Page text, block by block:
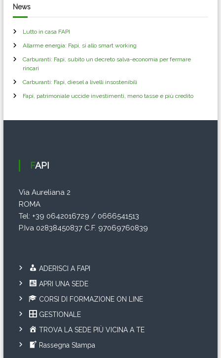
n
e
a
r
o
News
Lutto in casa FAPI
Allarme energia: Fapi, si allo smart working
Carburanti: Fapi, subito un decreto salva-economia per fermare
rincari
Carburanti: Fapi, diesel a livelli insostenibili
Fapi, patrimoniale uccide investimenti, meno tasse e più credito
FAPI
Via Aureliana 2
ROMA
Tel: +39 0642016729 / 0666541513
P.Iva 02838450837 C.F. 97069760839
ADERISCI A FAPI
APRI UNA SEDE
CORSI DI FORMAZIONE ON LINE
GESTIONALE
TROVA LA SEDE PIÙ VICINA A TE
Rassegna Stampa